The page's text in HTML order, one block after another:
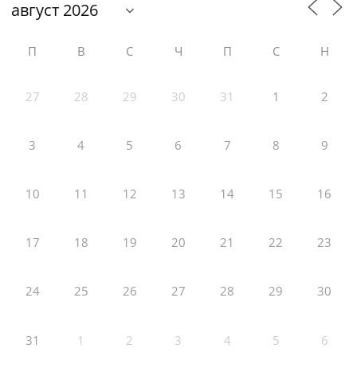
П В С Ч П С Н
27 28 29 30 31 1 2
3 4 5 6 7 8 9
10 11 12 13 14 15 16
17 18 19 20 21 22 23
24 25 26 27 28 29 30
31 1 2 3 4 5 6